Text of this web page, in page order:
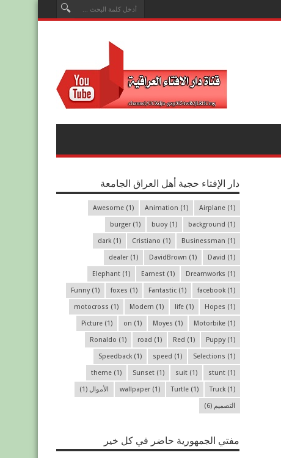
دار الإفتاء حجية أهل العراق الجامعة
Airplane (1)
Animation (1)
Awesome (1)
background (1)
buoy(1)
burger (1)
Businessman (1)
Cristiano (1)
dark (1)
David (1)
DavidBrown (1)
dealer (1)
Dreamworks (1)
Earnest (1)
Elephant (1)
facebook (1)
Fantastic (1)
foxes (1)
Funny(1)
Hopes (1)
life (1)
Modern (1)
motocross (1)
Motorbike (1)
Moyes (1)
on (1)
Picture (1)
Puppy(1)
Red (1)
road (1)
Ronaldo (1)
Selections (1)
speed (1)
Speedback (1)
stunt (1)
suit (1)
Sunset (1)
theme (1)
Truck (1)
Turtle (1)
wallpaper (1) الأموال (1)
التصميم (6)
مفتي الجمهورية حاضر في كل خير